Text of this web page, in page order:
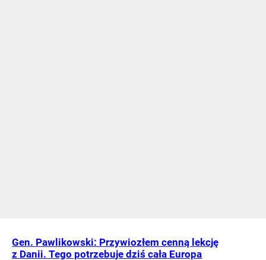
Gen. Pawlikowski: Przywiozłem cenną lekcję
z Danii. Tego potrzebuje dziś cała Europa